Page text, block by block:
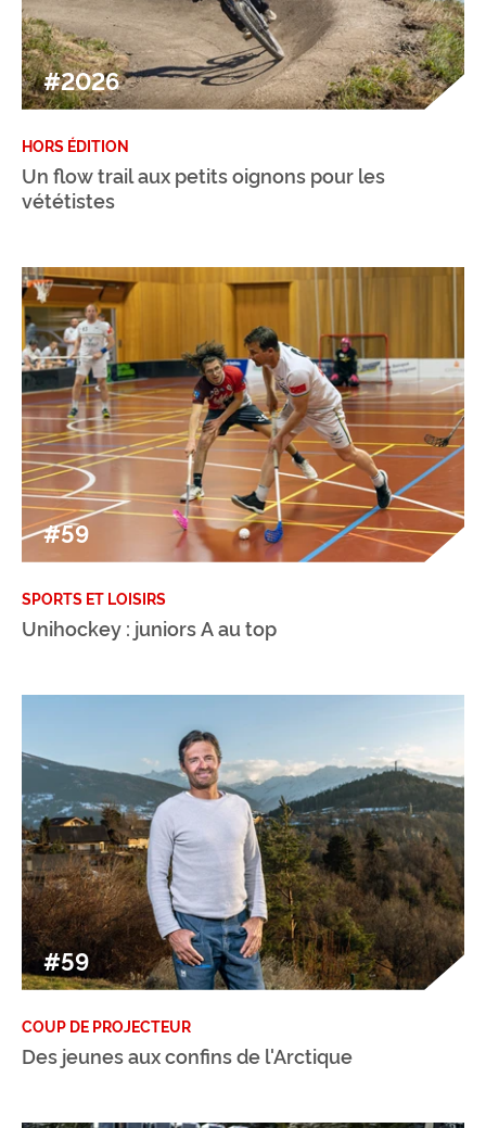
#2026
HORS ÉDITION
Un flow trail aux petits oignons pour les
vététistes
#59
SPORTS ET LOISIRS
Unihockey : juniors A au top
#59
COUP DE PROJECTEUR
Des jeunes aux confins de l'Arctique